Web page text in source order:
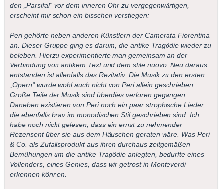
den „Parsifal“ vor dem inneren Ohr zu vergegenwärtigen,
erscheint mir schon ein bisschen verstiegen:
Peri gehörte neben anderen Künstlern der Camerata Fiorentina
an. Dieser Gruppe ging es darum, die antike Tragödie wieder zu
beleben. Hierzu experimentierte man gemeinsam an der
Verbindung von antikem Text und dem stile nuovo. Neu daraus
entstanden ist allenfalls das Rezitativ. Die Musik zu den ersten
„Opern“ wurde wohl auch nicht von Peri allein geschrieben.
Große Teile der Musik sind überdies verloren gegangen.
Daneben existieren von Peri noch ein paar strophische Lieder,
die ebenfalls brav im monodischen Stil geschrieben sind. Ich
habe noch nicht gelesen, dass ein ernst zu nehmender
Rezensent über sie aus dem Häuschen geraten wäre. Was Peri
& Co. als Zufallsprodukt aus ihren durchaus zeitgemäßen
Bemühungen um die antike Tragödie anlegten, bedurfte eines
Vollenders, eines Genies, dass wir getrost in Monteverdi
erkennen können.